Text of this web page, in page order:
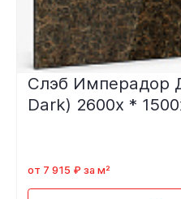
Слэб Имперадор
Dark) 2600x *
от 7 915 ₽ за м²